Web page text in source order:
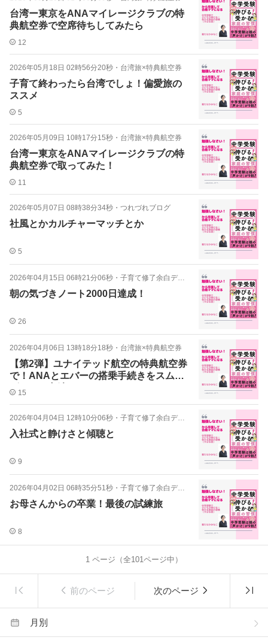
台湾ー東京をANAマイレージクラブの特
典航空券で空席待ちしてみたら
12
2026年05月18日 02時56分20秒 ・ 台湾旅×特典航空券
子育て終わったら台湾でしょ！偏愛旅の
ススメ
5
2026年05月09日 10時17分15秒 ・ 台湾旅×特典航空券
台湾ー東京をANAマイレージクラブの特
典航空券で取ってみた！
11
2026年05月07日 08時38分34秒 ・ つれづれブログ
社風とかカルチャーマッチとか
5
2026年04月15日 06時21分06秒 ・ 子育て修了余白デイズ
朝の気づきノート2000日達成！
26
2026年04月06日 13時18分18秒 ・ 台湾旅×特典航空券
【第2弾】ユナイテッド航空の特典航空券
で！ANAとエバーの搭乗手続きをスムー
ズにする方法
15
2026年04月04日 12時10分06秒 ・ 子育て修了余白デイズ
入社式と静けさと傾聴と
9
2026年04月02日 06時35分51秒 ・ 子育て修了余白デイズ
お母さんからの卒業！最後の試練旅
8
1 ページ（全101ページ中）
前のページ 次のページ
月別